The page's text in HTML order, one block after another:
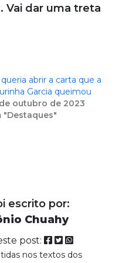
Vai dar uma treta
queria abrir a carta que a
Garcia queimou
outubro de 2023
"Destaques"
escrito por:
Chuahy
post:
nos textos dos